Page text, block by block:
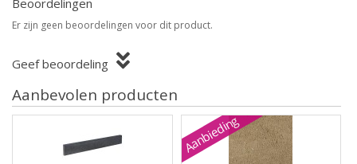
Beoordelingen
Er zijn geen beoordelingen voor dit product.
Geef beoordeling
Aanbevolen producten
Aanbieding